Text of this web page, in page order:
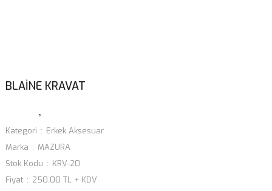
BLAİNE KRAVAT
Kategori
Erkek Aksesuar
Marka
MAZURA
Stok Kodu
KRV-20
Fiyat
250,00 TL + KDV